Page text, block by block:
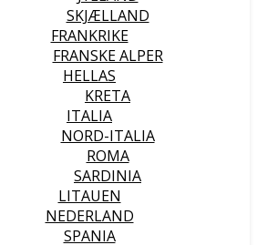
SKJÆLLAND
FRANKRIKE
FRANSKE ALPER
HELLAS
KRETA
ITALIA
NORD-ITALIA
ROMA
SARDINIA
LITAUEN
NEDERLAND
SPANIA